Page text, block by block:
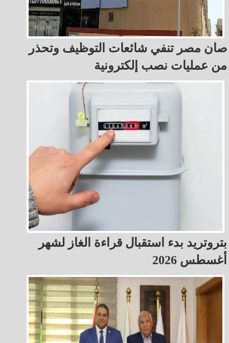
صان مصر تنفي شائعات التوظيف وتحذر
من عمليات نصب إلكترونية
بتروتريد بدء استقبال قراءة الغاز لشهر
أغسطس 2026